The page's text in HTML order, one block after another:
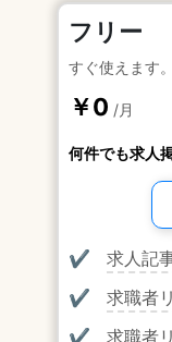
フリー
すぐ使えます
￥0 /月
何件でも求人
✔
求人記
✔
求職者
✔
求職者